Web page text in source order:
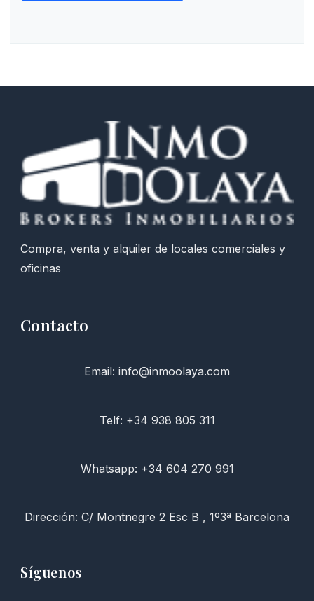
Compra, venta y alquiler de locales comerciales y
oficinas
Contacto
Email: info@inmoolaya.com
Telf: +34 938 805 311
Whatsapp: +34 604 270 991
Dirección: C/ Montnegre 2 Esc B , 1º3ª Barcelona
Síguenos